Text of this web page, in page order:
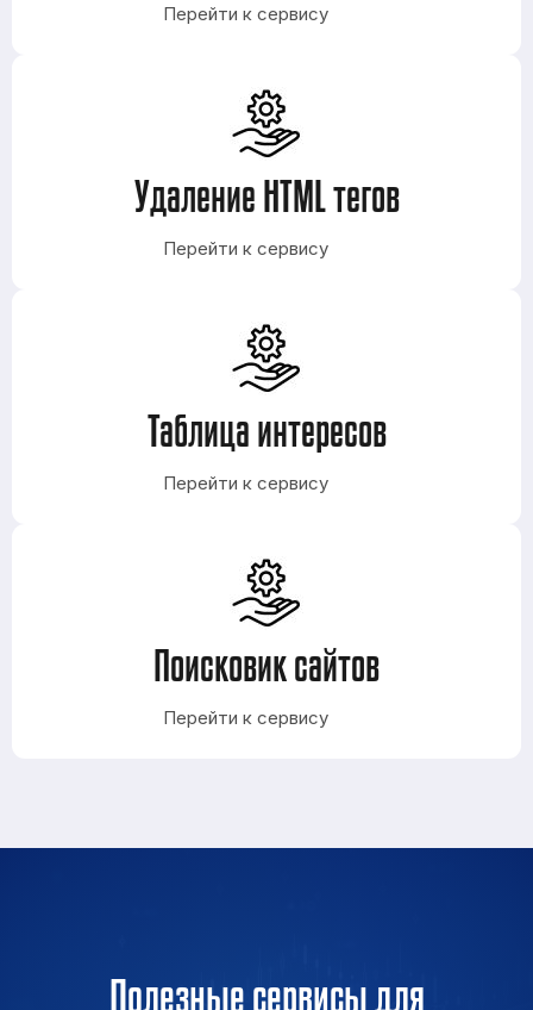
Перейти к сервису
Удаление HTML тегов
Перейти к сервису
Таблица интересов
Перейти к сервису
Поисковик сайтов
Перейти к сервису
Полезные сервисы для